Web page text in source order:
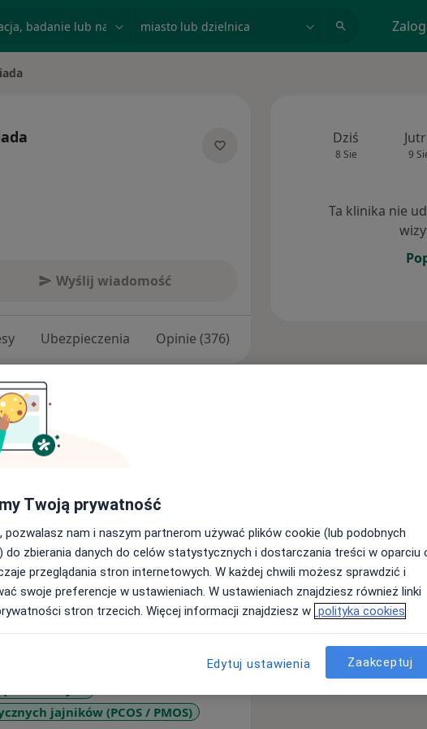
Wyślij wiadomość
Ubezpieczenia Opinie (376)
Rydygiera oraz Szpitalu SALVE w
na ul. Tatrzańskiej 42/44
gdy wszystkie terminy w dniu
kontakt telefoniczny.
rodnych
jajników (PCOS / PMOS)
Dziś
8 Sie 9
Ta klinika nie
Twoją prywatność
pozwalasz nam i naszym partnerom używać plików cookie (lub podobnych
do zbierania danych do celów statystycznych i dostarczania treści w oparciu
przeglądania stron internetowych. W każdej chwili możesz sprawdzić i
swoje preferencje w ustawieniach. W ustawieniach znajdziesz również linki
stron trzecich. Więcej informacji znajdziesz w polityka cookies
Edytuj ustawienia Zaakceptuj